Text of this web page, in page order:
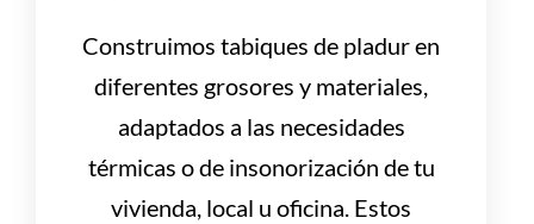
Construimos tabiques de pladur en
diferentes grosores y materiales,
adaptados a las necesidades
térmicas o de insonorización de tu
vivienda, local u oficina. Estos